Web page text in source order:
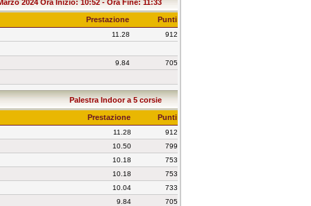
2024 Ora Inizio: 10:52 - Ora Fine: 11:33
Prestazione Punti
11.28 912
9.84 705
Palestra Indoor a 5 corsie
Prestazione Punti
11.28
912
10.50
799
10.18
753
10.18
753
10.04
733
9.84
705